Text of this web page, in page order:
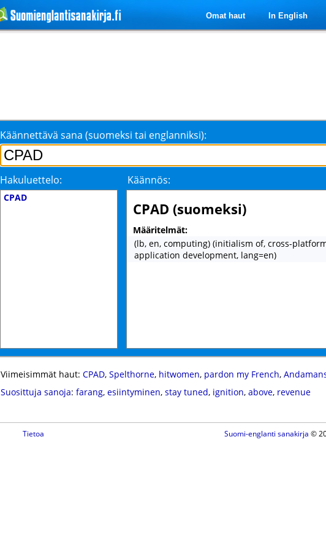
Omat haut In English
Käännettävä sana (suomeksi tai englanniksi):
Hakuluettelo: Käännös:
CPAD
CPAD (suomeksi)
Määritelmät:
(lb, en, computing) (initialism of, cross-
application development, lang=en)
Viimeisimmät haut: CPAD, Spelthorne, hitwomen, pardon my French,
Suosittuja sanoja: farang, esiintyminen, stay tuned, ignition, above, revenue
Tietoa Suomi-englanti sanakirja ©